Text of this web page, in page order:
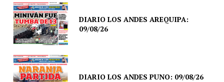
Diario los Andes
Nosotros
Contacto
Prensa
DIARIO LOS ANDES AREQUIPA:
09/08/26
DIARIO LOS ANDES PUNO: 09/08/26